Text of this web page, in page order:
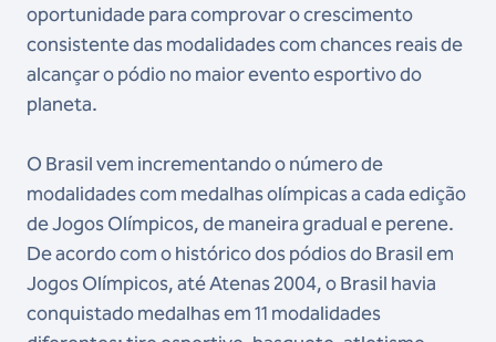
oportunidade para comprovar o crescimento
consistente das modalidades com chances reais de
alcançar o pódio no maior evento esportivo do
planeta.
O Brasil vem incrementando o número de
modalidades com medalhas olímpicas a cada edição
de Jogos Olímpicos, de maneira gradual e perene.
De acordo com o histórico dos pódios do Brasil em
Jogos Olímpicos, até Atenas 2004, o Brasil havia
conquistado medalhas em 11 modalidades